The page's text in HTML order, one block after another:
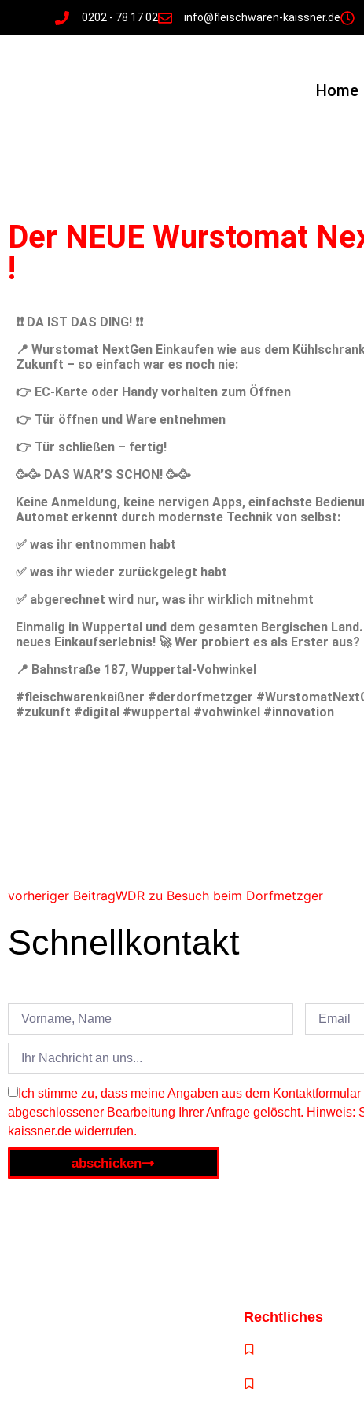
0202 - 78 17 02 info@fleischwaren-kaissner.de
Home
Der NEUE Wurstomat
!
❗️❗️ DA IST DAS DING! ❗️❗️
📍 Wurstomat NextGen ​Einkaufen wie aus dem
Zukunft – so einfach war es noch nie: ​
👉 EC-Karte oder Handy vorhalten zum Öffnen
👉 Tür öffnen und Ware entnehmen
👉 Tür schließen – fertig!
​🥳🥳 DAS WAR’S SCHON! 🥳🥳 ​
Keine Anmeldung, keine nervigen Apps, einfachste
Automat erkennt durch modernste Technik von selbst:
✅ was ihr entnommen habt
✅ was ihr wieder zurückgelegt habt
✅ abgerechnet wird nur, was ihr wirklich mitnehmt ​
Einmalig in Wuppertal und dem gesamten Bergischen
neues Einkaufserlebnis! 🚀 ​Wer probiert es als Erster aus?
📍 Bahnstraße 187, Wuppertal-Vohwinkel ​
#fleischwarenkaißner #derdorfmetzger
#zukunft #digital #wuppertal #vohwinkel #innovation
vorheriger BeitragWDR zu Besuch beim Dorfmetzger
Schnellkontakt
Ich stimme zu, dass meine Angaben aus dem
abgeschlossener Bearbeitung Ihrer Anfrage gelöscht.
kaissner.de widerrufen.
abschicken
Rechtliches